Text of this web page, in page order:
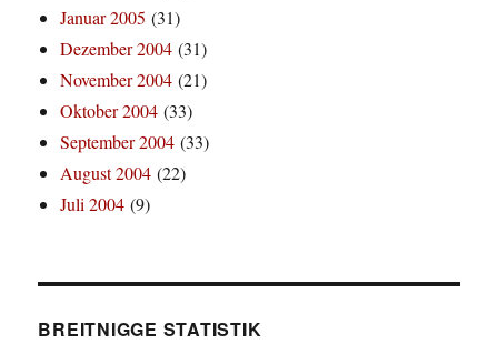
Januar 2005 (31)
Dezember 2004 (31)
November 2004 (21)
Oktober 2004 (33)
September 2004 (33)
August 2004 (22)
Juli 2004 (9)
BREITNIGGE STATISTIK